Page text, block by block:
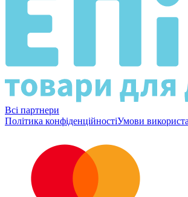
Всі партнери
Політика конфіденційностіУмови